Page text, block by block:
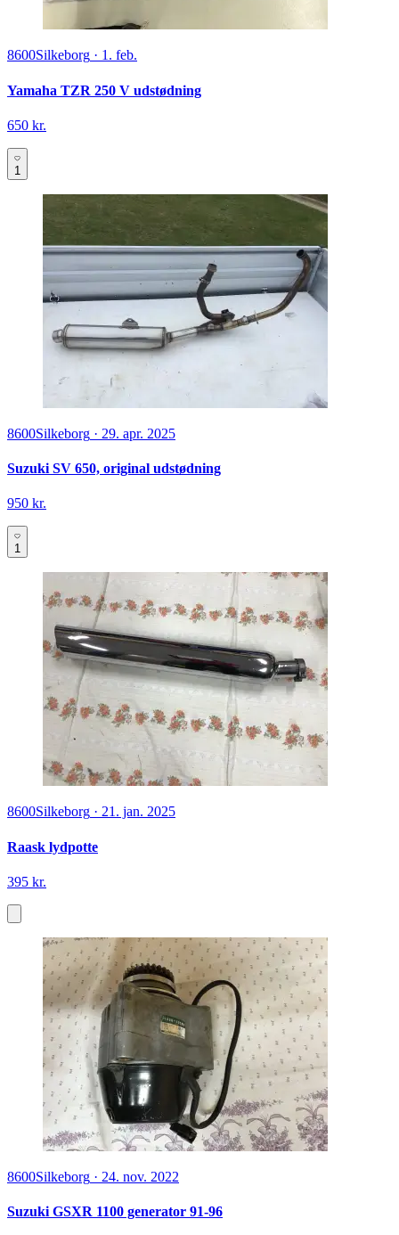
8600Silkeborg · 1. feb.
Yamaha TZR 250 V udstødning
650 kr.
1
8600Silkeborg · 29. apr. 2025
Suzuki SV 650, original udstødning
950 kr.
1
8600Silkeborg · 21. jan. 2025
Raask lydpotte
395 kr.
8600Silkeborg · 24. nov. 2022
Suzuki GSXR 1100 generator 91-96